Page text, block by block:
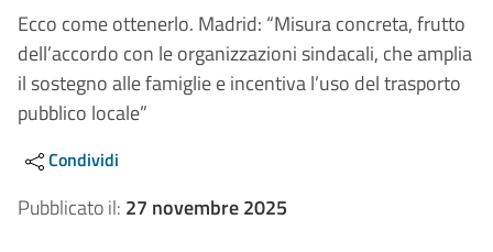
Ecco come ottenerlo. Madrid: “Misura concreta, frutto
dell’accordo con le organizzazioni sindacali, che amplia
il sostegno alle famiglie e incentiva l’uso del trasporto
pubblico locale”
Condividi
Pubblicato il: 27 novembre 2025